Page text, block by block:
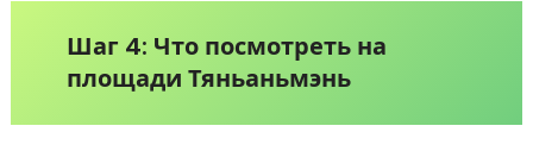
Шаг 4: Что посмотреть на
площади Тяньаньмэнь